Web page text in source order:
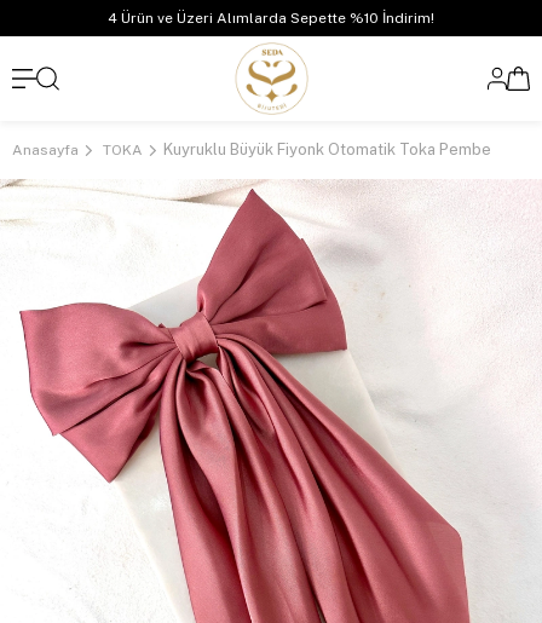
4 Ürün ve Üzeri Alımlarda Sepette %10 İndirim!
Anasayfa TOKA Kuyruklu Büyük Fiyonk Otomatik Toka Pembe